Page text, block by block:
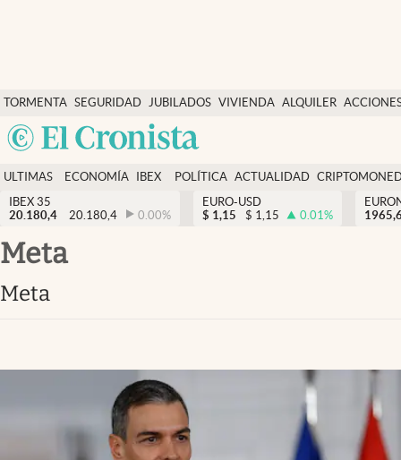
TORMENTA SEGURIDAD
SOCIAL
JUBILADOS VIVIENDA ALQUILER
USA
Economía y finanzas
Política
Actualidad
Criptomonedas
España
ULTIMAS
NOTICIAS
ECONOMÍA
FINANZAS
IBEX
EURO
POLÍTICA ACTUALIDAD
IBEX 35
20.180,4
20.180,4 0.00%
EURO-USD
$ 1,15 $ 1,15 0.01%
meta
meta